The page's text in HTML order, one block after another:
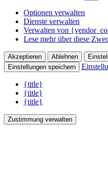
Optionen verwalten
Dienste verwalten
Verwalten von
Lese mehr über diese
Akzeptieren Ablehnen
Einstellungen speichern
{title}
{title}
{title}
Zustimmung verwalten